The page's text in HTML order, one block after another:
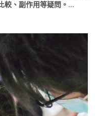
較、副作用等疑問。...